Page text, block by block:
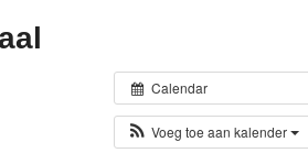
Calendar
Voeg toe aan kalender